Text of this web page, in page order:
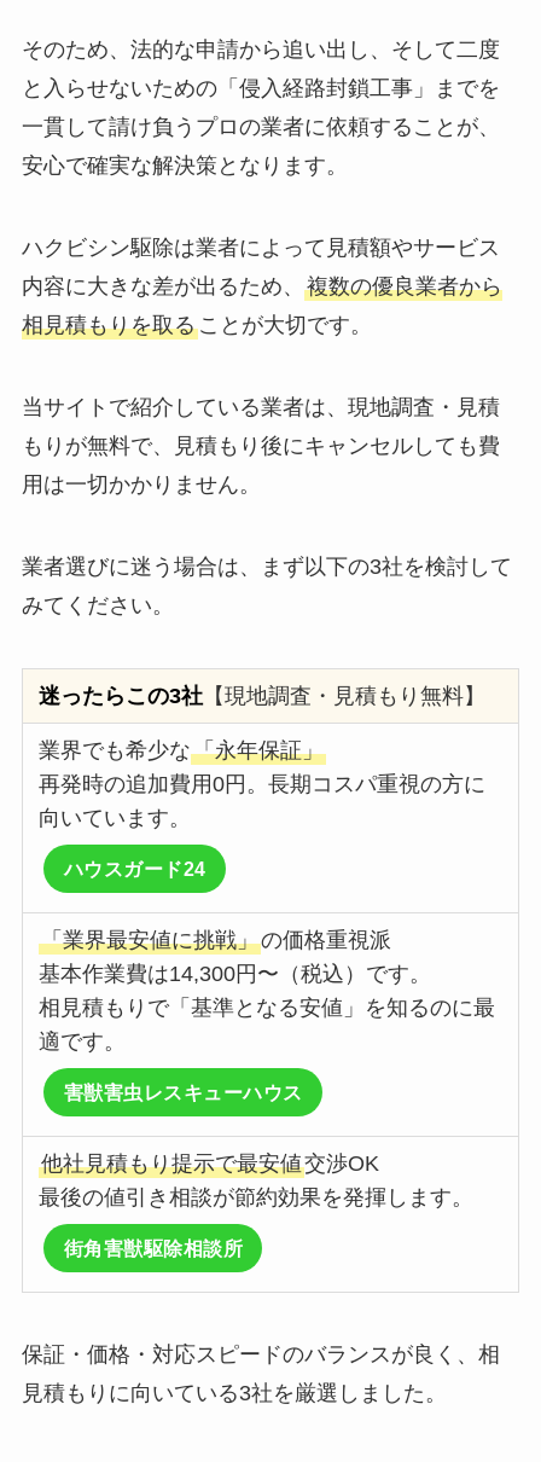
そのため、法的な申請から追い出し、そして二度
と入らせないための「侵入経路封鎖工事」までを
一貫して請け負うプロの業者に依頼することが、
安心で確実な解決策となります。
ハクビシン駆除は業者によって見積額やサービス
内容に大きな差が出るため、 複数の優良業者から
相見積もりを取ることが大切です。
当サイトで紹介している業者は、現地調査・見積
もりが無料で、見積もり後にキャンセルしても費
用は一切かかりません。
業者選びに迷う場合は、まず以下の3社を検討して
みてください。
迷ったらこの3社 【現地調査・見積もり無料】
業界でも希少な「永年保証」
再発時の追加費用0円。長期コスパ重視の方に
向いています。
ハウスガード24
「業界最安値に挑戦」の価格重視派
基本作業費は14,300円〜（税込）です。
相見積もりで「基準となる安値」を知るのに最
適です。
害獣害虫レスキューハウス
他社見積もり提示で最安値交渉OK
最後の値引き相談が節約効果を発揮します。
街角害獣駆除相談所
保証・価格・対応スピードのバランスが良く、相
見積もりに向いている3社を厳選しました。